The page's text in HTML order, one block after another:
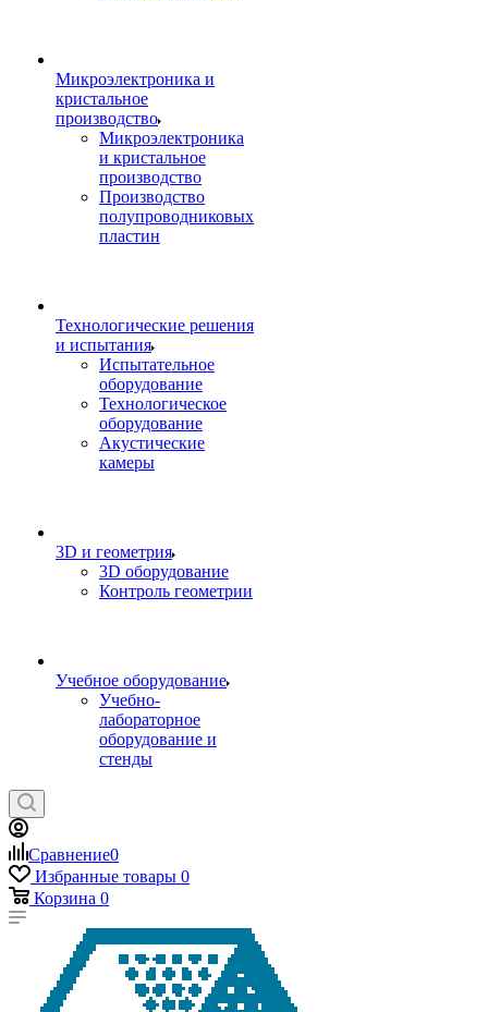
Микроэлектроника и
кристальное
производство
Микроэлектроника
и кристальное
производство
Производство
полупроводниковых
пластин
Технологические решения
и испытания
Испытательное
оборудование
Технологическое
оборудование
Акустические
камеры
3D и геометрия
3D оборудование
Контроль геометрии
Учебное оборудование
Учебно-
лабораторное
оборудование и
стенды
Сравнение0
Избранные товары 0
Корзина 0